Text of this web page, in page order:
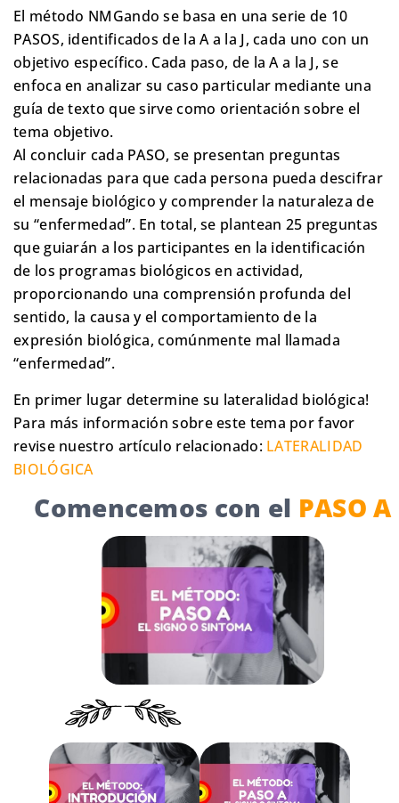
El método NMGando se basa en una serie de 10
PASOS, identificados de la A a la J, cada uno con un
objetivo específico. Cada paso, de la A a la J, se
enfoca en analizar su caso particular mediante una
guía de texto que sirve como orientación sobre el
tema objetivo.
Al concluir cada PASO, se presentan preguntas
relacionadas para que cada persona pueda descifrar
el mensaje biológico y comprender la naturaleza de
su “enfermedad”. En total, se plantean 25 preguntas
que guiarán a los participantes en la identificación
de los programas biológicos en actividad,
proporcionando una comprensión profunda del
sentido, la causa y el comportamiento de la
expresión biológica, comúnmente mal llamada
“enfermedad”.
En primer lugar determine su lateralidad biológica!
Para más información sobre este tema por favor
revise nuestro artículo relacionado: LATERALIDAD
BIOLÓGICA
Comencemos con el PASO A